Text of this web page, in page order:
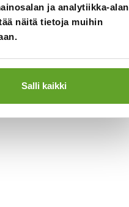
ja analytiikka-alan
näitä tietoja muihin
Salli kaikki